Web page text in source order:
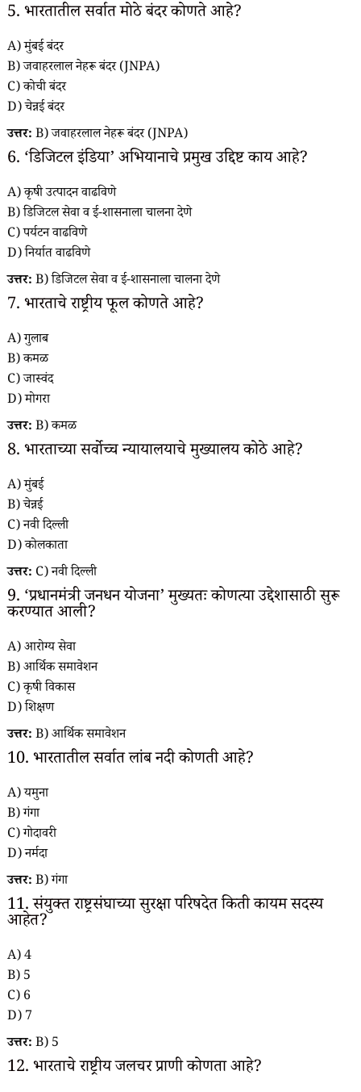
5. भारतातील सर्वात मोठे बंदर कोणते आहे?
A) मुंबई बंदर
B) जवाहरलाल नेहरू बंदर (JNPA)
C) कोची बंदर
D) चेन्नई बंदर
उत्तर: B) जवाहरलाल नेहरू बंदर (JNPA)
6. ‘डिजिटल इंडिया’ अभियानाचे प्रमुख उद्दिष्ट काय आहे?
A) कृषी उत्पादन वाढविणे
B) डिजिटल सेवा व ई-शासनाला चालना देणे
C) पर्यटन वाढविणे
D) निर्यात वाढविणे
उत्तर: B) डिजिटल सेवा व ई-शासनाला चालना देणे
7. भारताचे राष्ट्रीय फूल कोणते आहे?
A) गुलाब
B) कमळ
C) जास्वंद
D) मोगरा
उत्तर: B) कमळ
8. भारताच्या सर्वोच्च न्यायालयाचे मुख्यालय कोठे आहे?
A) मुंबई
B) चेन्नई
C) नवी दिल्ली
D) कोलकाता
उत्तर: C) नवी दिल्ली
9. ‘प्रधानमंत्री जनधन योजना’ मुख्यतः कोणत्या उद्देशासाठी सुरू
करण्यात आली?
A) आरोग्य सेवा
B) आर्थिक समावेशन
C) कृषी विकास
D) शिक्षण
उत्तर: B) आर्थिक समावेशन
10. भारतातील सर्वात लांब नदी कोणती आहे?
A) यमुना
B) गंगा
C) गोदावरी
D) नर्मदा
उत्तर: B) गंगा
11. संयुक्त राष्ट्रसंघाच्या सुरक्षा परिषदेत किती कायम सदस्य
आहेत?
A) 4
B) 5
C) 6
D) 7
उत्तर: B) 5
12. भारताचे राष्ट्रीय जलचर प्राणी कोणता आहे?